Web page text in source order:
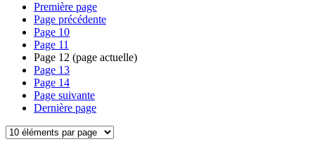
Première page
Page précédente
Page 10
Page 11
Page 12 (page actuelle)
Page 13
Page 14
Page suivante
Dernière page